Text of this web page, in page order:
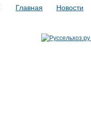
Главная Новости